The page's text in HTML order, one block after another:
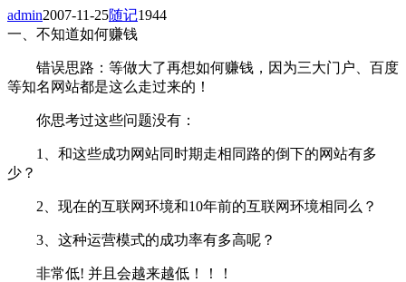
admin2007-11-25随记1944
一、不知道如何赚钱
错误思路：等做大了再想如何赚钱，因为三大门户、百度
等知名网站都是这么走过来的！
你思考过这些问题没有：
1、和这些成功网站同时期走相同路的倒下的网站有多
少？
2、现在的互联网环境和10年前的互联网环境相同么？
3、这种运营模式的成功率有多高呢？
非常低! 并且会越来越低！！！